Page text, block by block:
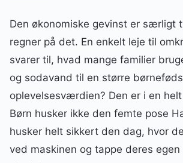
Den økonomiske gevinst er særligt
regner på det. En enkelt leje til
svarer til, hvad mange familier
og sodavand til en større
oplevelsesværdien? Den er i en
Børn husker ikke den femte pose
husker helt sikkert den dag, hvor
ved maskinen og tappe deres